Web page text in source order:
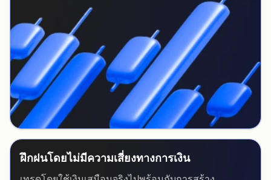
ฝึกฝนโดยไม่มีความเสี่ยงทางการเงิน